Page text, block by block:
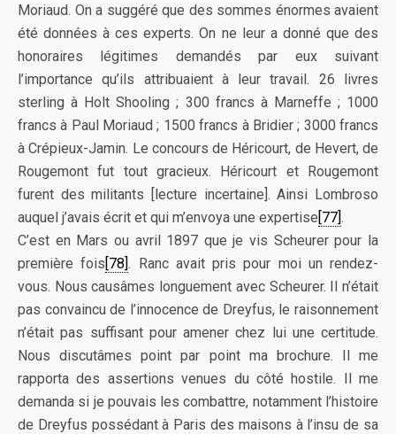
Moriaud. On a suggéré que des sommes énormes avaient
été données à ces experts. On ne leur a donné que des
honoraires légitimes demandés par eux suivant
l’importance qu’ils attribuaient à leur travail. 26 livres
sterling à Holt Shooling ; 300 francs à Marneffe ; 1000
francs à Paul Moriaud ; 1500 francs à Bridier ; 3000 francs
à Crépieux-Jamin. Le concours de Héricourt, de Hevert, de
Rougemont fut tout gracieux. Héricourt et Rougemont
furent des militants [lecture incertaine]. Ainsi Lombroso
auquel j’avais écrit et qui m’envoya une expertise[77].
C’est en Mars ou avril 1897 que je vis Scheurer pour la
première fois[78]. Ranc avait pris pour moi un rendez-
vous. Nous causâmes longuement avec Scheurer. Il n’était
pas convaincu de l’innocence de Dreyfus, le raisonnement
n’était pas suffisant pour amener chez lui une certitude.
Nous discutâmes point par point ma brochure. Il me
rapporta des assertions venues du côté hostile. Il me
demanda si je pouvais les combattre, notamment l’histoire
de Dreyfus possédant à Paris des maisons à l’insu de sa